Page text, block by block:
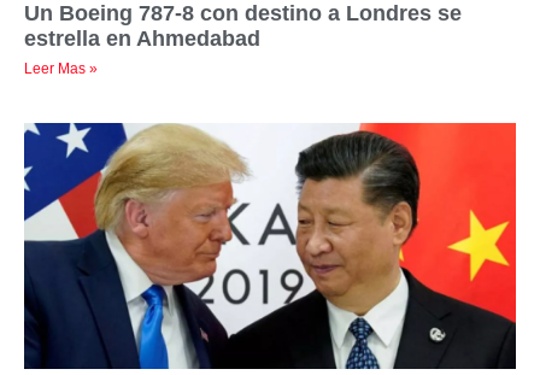
Un Boeing 787-8 con destino a Londres se
estrella en Ahmedabad
Leer Mas »